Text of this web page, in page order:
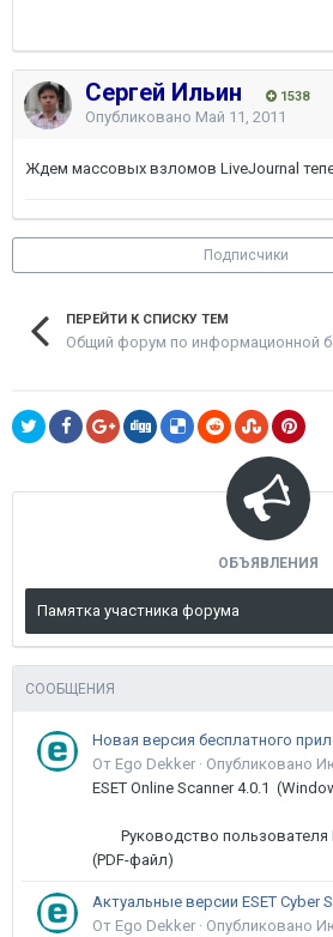
Сергей Ильин 1538
Опубликовано Май 11, 2011
Ждем массовых взломов LiveJournal
Подписчики
ПЕРЕЙТИ К СПИСКУ ТЕМ
Общий форум по информационной
ОБЪЯВЛЕНИЯ
Памятка участника форума
СООБЩЕНИЯ
От Ego Dekker · Опубликовано
ESET Online Scanner 4.0.1
Руководство пользователя
(PDF-файл)
Актуальные версии ESET Cyber
От Ego Dekker · Опубликовано